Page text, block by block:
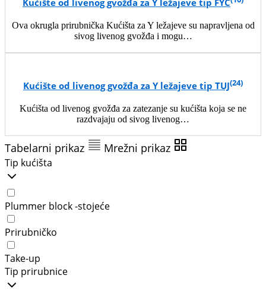
Kućište od livenog gvožđa za Y ležajeve tip FYC
Ova okrugla prirubnička Kućišta za Y ležajeve su napravljena od
sivog livenog gvožđa i mogu…
Kućište od livenog gvožđa za Y ležajeve tip TUJ(24)
Kućišta od livenog gvožđa za zatezanje su kućišta koja se ne
razdvajaju od sivog livenog…
Tabelarni prikaz Mrežni prikaz
Tip kućišta
Plummer block -stojeće
Prirubničko
Take-up
Tip prirubnice